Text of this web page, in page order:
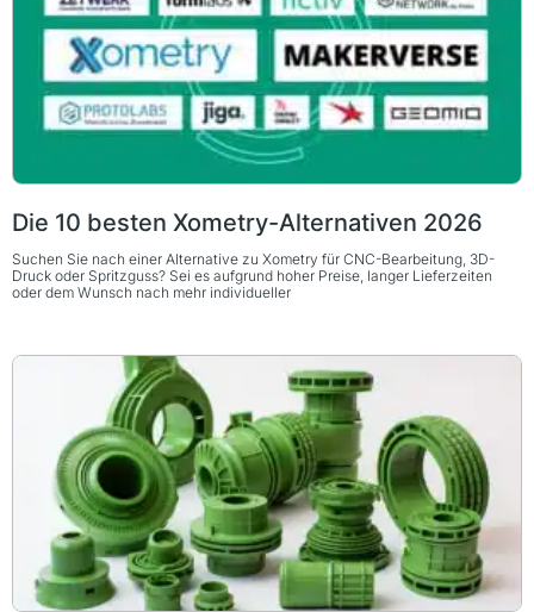
Die 10 besten Xometry-Alternativen 2026
Suchen Sie nach einer Alternative zu Xometry für CNC-Bearbeitung, 3D-
Druck oder Spritzguss? Sei es aufgrund hoher Preise, langer Lieferzeiten
oder dem Wunsch nach mehr individueller